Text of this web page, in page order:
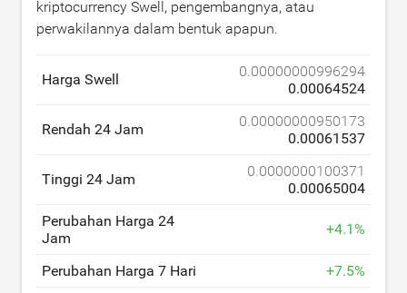
kriptocurrency Swell, pengembangnya, atau
perwakilannya dalam bentuk apapun.
Harga Swell
0.00000000996294
0.00064524
Rendah 24 Jam
0.00000000950173
0.00061537
Tinggi 24 Jam
0.0000000100371
0.00065004
Perubahan Harga 24
Jam
+4.1%
Perubahan Harga 7 Hari +7.5%